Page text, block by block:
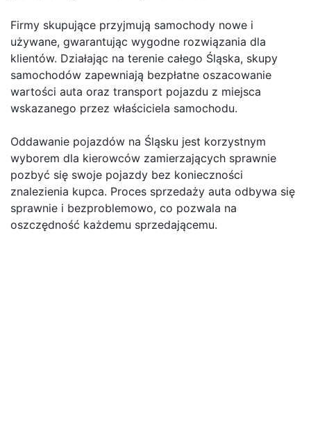
Firmy skupujące przyjmują samochody nowe i
używane, gwarantując wygodne rozwiązania dla
klientów. Działając na terenie całego Śląska, skupy
samochodów zapewniają bezpłatne oszacowanie
wartości auta oraz transport pojazdu z miejsca
wskazanego przez właściciela samochodu.
Oddawanie pojazdów na Śląsku jest korzystnym
wyborem dla kierowców zamierzających sprawnie
pozbyć się swoje pojazdy bez konieczności
znalezienia kupca. Proces sprzedaży auta odbywa się
sprawnie i bezproblemowo, co pozwala na
oszczędność każdemu sprzedającemu.